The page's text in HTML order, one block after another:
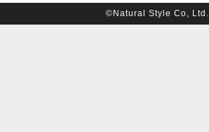
©Natural Style Co, Ltd.